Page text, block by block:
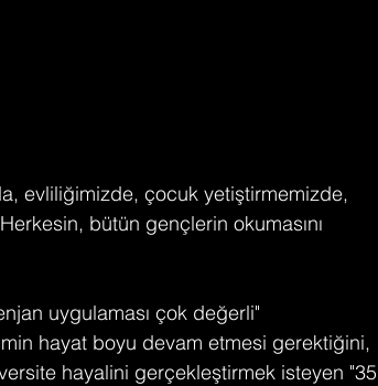
evliliğimizde, çocuk yetiştirmemizde,
bütün gençlerin okumasını
uygulaması çok değerli"
hayat boyu devam etmesi gerektiğini,
hayalini gerçekleştirmek isteyen "35